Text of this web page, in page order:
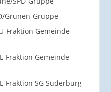
Grünen-Gruppe
Fraktion Gemeinde
Fraktion Gemeinde
Fraktion SG Suderburg